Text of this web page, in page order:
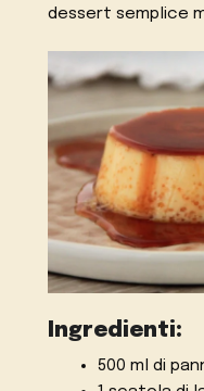
dessert semplice
Ingredienti:
500 ml di